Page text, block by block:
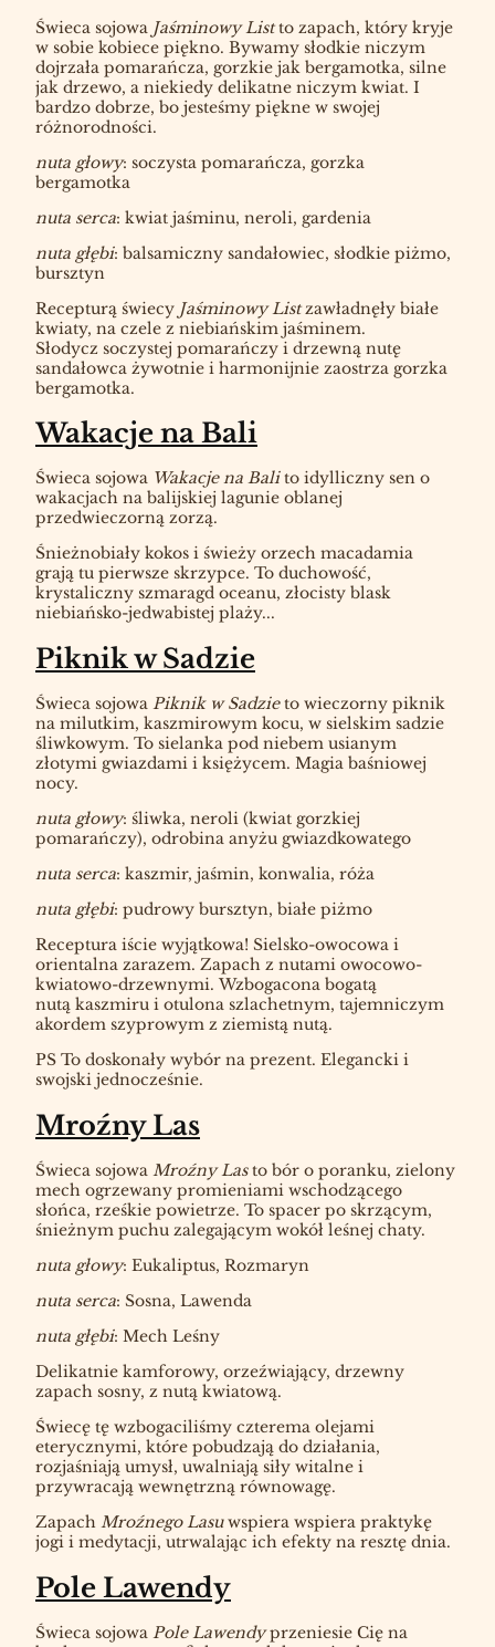
Świeca sojowa Jaśminowy Listto zapach, który kryje
w sobie kobiece piękno. Bywamy słodkie niczym
dojrzała pomarańcza, gorzkie jak bergamotka, silne
jak drzewo, a niekiedy delikatne niczym kwiat. I
bardzo dobrze, bo jesteśmy piękne w swojej
różnorodności.
nuta głowy: soczysta pomarańcza, gorzka
bergamotka
nuta serca: kwiat jaśminu, neroli, gardenia
nuta głębi: balsamiczny sandałowiec, słodkie piżmo,
bursztyn
Recepturą świecy Jaśminowy Listzawładnęły białe
kwiaty, na czele z niebiańskim jaśminem.
Słodycz soczystej pomarańczy i drzewną nutę
sandałowca żywotnie i harmonijnie zaostrza gorzka
bergamotka.
Wakacje na Bali
Świeca sojowa Wakacje na Balito idylliczny sen o
wakacjach na balijskiej lagunie oblanej
przedwieczorną zorzą.
Śnieżnobiały kokos i świeży orzech macadamia
grają tu pierwsze skrzypce. To duchowość,
krystaliczny szmaragd oceanu, złocisty blask
niebiańsko-jedwabistej plaży...
Piknik w Sadzie
Świeca sojowa Piknik w Sadzieto wieczorny piknik
na milutkim, kaszmirowym kocu, w sielskim sadzie
śliwkowym. To sielanka pod niebem usianym
złotymi gwiazdami i księżycem. Magia baśniowej
nocy.
nuta głowy: śliwka, neroli (kwiat gorzkiej
pomarańczy), odrobina anyżu gwiazdkowatego
nuta serca: kaszmir, jaśmin, konwalia, róża
nuta głębi: pudrowy bursztyn, białe piżmo
Receptura iście wyjątkowa! Sielsko-owocowa i
orientalna zarazem. Zapach z nutami owocowo-
kwiatowo-drzewnymi. Wzbogacona bogatą
nutą kaszmiru i otulona szlachetnym, tajemniczym
akordem szyprowym z ziemistą nutą.
PS To doskonały wybór na prezent. Elegancki i
swojski jednocześnie.
Mroźny Las
Świeca sojowa Mroźny Lasto bór o poranku, zielony
mech ogrzewany promieniami wschodzącego
słońca, rześkie powietrze. To spacer po skrzącym,
śnieżnym puchu zalegającym wokół leśnej chaty.
nuta głowy: Eukaliptus, Rozmaryn
nuta serca: Sosna, Lawenda
nuta głębi: Mech Leśny
Delikatnie kamforowy, orzeźwiający, drzewny
zapach sosny, z nutą kwiatową.
Świecę tę wzbogaciliśmy czterema olejami
eterycznymi, które pobudzają do działania,
rozjaśniają umysł, uwalniają siły witalne i
przywracają wewnętrzną równowagę.
Zapach Mroźnego Lasuwspiera wspiera praktykę
jogi i medytacji, utrwalając ich efekty na resztę dnia.
Pole Lawendy
Świeca sojowa Pole Lawendyprzeniesie Cię na